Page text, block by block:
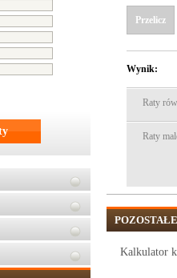
Przelicz
Wynik:
Raty
Raty
Kalkulator